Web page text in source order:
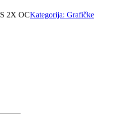
2X OCKategorija: Grafičke